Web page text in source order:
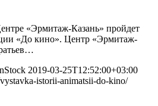
«Эрмитаж-Казань» пройдет
«До кино». Центр «Эрмитаж-
2019-03-25T12:52:00+03:00
istorii-animatsii-do-kino/